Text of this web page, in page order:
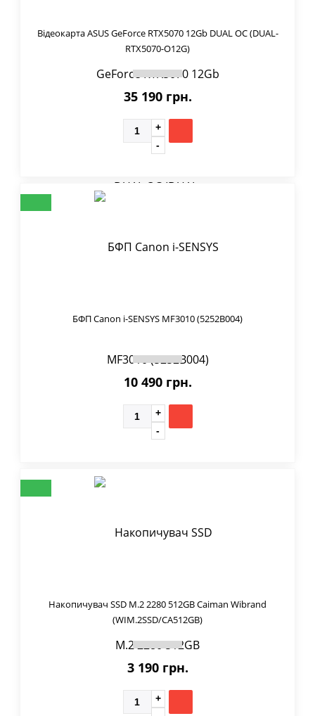
Відеокарта ASUS GeForce RTX5070 12Gb DUAL OC (DUAL-
RTX5070-O12G)
35 190 грн.
БФП Canon i-SENSYS MF3010 (5252B004)
10 490 грн.
Накопичувач SSD M.2 2280 512GB Caiman Wibrand
(WIM.2SSD/CA512GB)
3 190 грн.